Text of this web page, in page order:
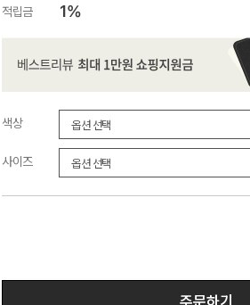
적립금 1%
색상
사이즈
주문하기